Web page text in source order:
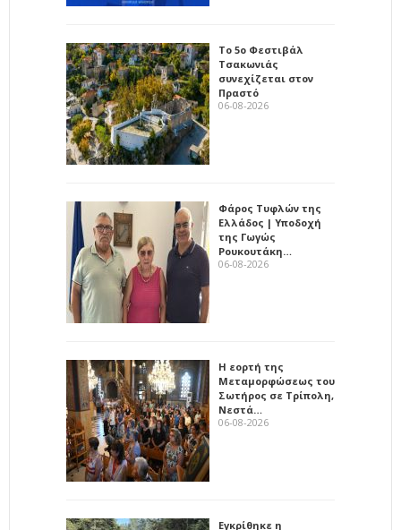
Το 5ο Φεστιβάλ
Τσακωνιάς
συνεχίζεται στον
Πραστό
06-08-2026
Φάρος Τυφλών της
Ελλάδος | Υποδοχή
της Γωγώς
Ρουκουτάκη…
06-08-2026
Η εορτή της
Μεταμορφώσεως του
Σωτήρος σε Τρίπολη,
Νεστά…
06-08-2026
Εγκρίθηκε η